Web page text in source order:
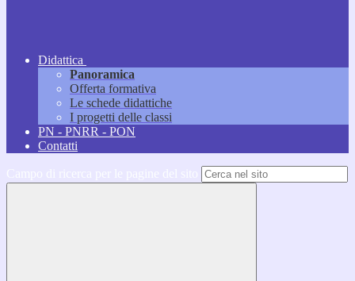
Didattica
Panoramica
Offerta formativa
Le schede didattiche
I progetti delle classi
PN - PNRR - PON
Contatti